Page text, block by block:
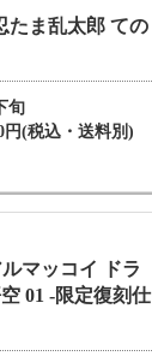
たま乱太郎 ての
旬
円(税込・送料別)
マッコイ ドラ
01 -限定復刻仕